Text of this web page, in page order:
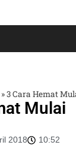
»3 Cara Hemat
Mulai
2018 10:52